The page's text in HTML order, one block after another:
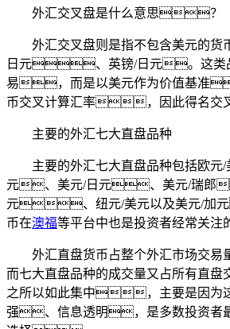
外汇交叉盘是什么意思？
外汇交叉盘则是指不包含美元的
日元、英镑/日元。这类
易，而是以美元作为价值基准
币交叉计算汇率，因此得名
主要的外汇七大直盘品种
主要的外汇七大直盘品种包括欧
元、美元/日元、美元/瑞郎
元、纽元/美元以及美元/加
币在澳福等平台中也是投资者经常关
外汇直盘货币占整个外汇市场交
而七大直盘品种的成交量又占所有直盘
之所以如此集中，主要是因为
强、信息透明，是多数投资者